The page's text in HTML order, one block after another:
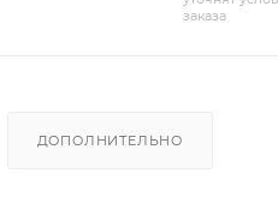
заказа
ДОПОЛНИТЕЛЬНО